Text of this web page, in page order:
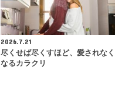
2026.7.21
尽くせば尽くすほど、愛されなく
なるカラクリ